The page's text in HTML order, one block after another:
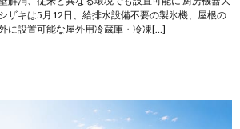
ザキは5月12日、給排水設備不要の製氷機、屋根の
に設置可能な屋外用冷蔵庫・冷凍[…]